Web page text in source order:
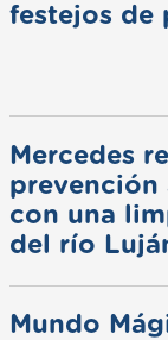
festejos de
Mercedes
prevención
con una
del río
Mundo